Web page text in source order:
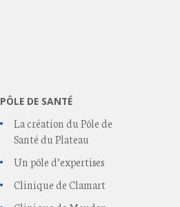
PÔLE DE SANTÉ
La création du Pôle de
Santé du Plateau
Un pôle d’expertises
Clinique de Clamart